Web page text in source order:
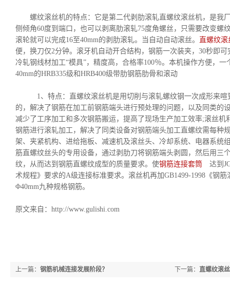
螺纹滚丝机的特点：它是第二代剥肋滚轧直螺纹滚丝机，是我
侧倾角60度到端口，也可以剥离肋滚轧75度角螺丝，只需要改变螺
滚轮就可以完成16至40mm的剥肋滚轧。当自动自动滚丝。
直螺纹滚
便，换刀仅2分钟。滚牙机自动开合结构，钢筋一次装夹，30秒即
冷轧钢线材加工“模具”，精度高，合格率100％。本机操作方便，
40mm的HRB335级和HRB400级带肋钢筋肋骨和滚动
1、特点：直螺纹滚丝机是用切削与滚轧螺纹钢一次成形来喧
的，解决了钢筋在加工前钢筋端头进行预处理的问题，以及同类的
减少了工序加工和多次钢筋搬运，提高了现场生产加工效率;滚丝机
钢筋进行滚轧加工，解决了同类设备对钢筋端头加工直螺纹需每
架、夹紧机构、进给拖板、减速机及滚丝头、冷却系统、电器系
筋直螺纹丝头的专用设备，通过剥肋刀将钢筋端头剥圆，然后用三
纹，从而达到钢筋直螺纹成型的质量要求。使钢筋连接套筒 达到
术规程》要求的A级连接标准要求。滚丝机再加GB1499-1998《钢
Φ40mm九种规格钢筋。
原文来自：http://www.gulishi.com
下一篇： 直螺纹滚
上一篇： 钢筋机械连接发展阶段？